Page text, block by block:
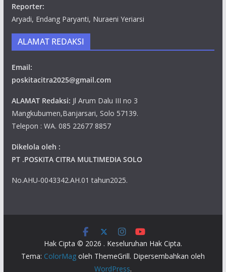
Reporter:
Aryadi, Endang Paryanti, Nuraeni Yeriarsi
ALAMAT REDAKSI
Email:
poskitacitra2025@gmail.com
ALAMAT Redaksi: Jl Arum Dalu III no 3
Mangkubumen,Banjarsari, Solo 57139.
Telepon : WA. 085 22677 8857
Dikelola oleh :
PT .POSKITA CITRA MULTIMEDIA SOLO
No.AHU-0043342.AH.01 tahun2025.
Hak Cipta © 2026 . Keseluruhan Hak Cipta.
Tema: ColorMagoleh ThemeGrill. Dipersembahkan oleh
WordPress.